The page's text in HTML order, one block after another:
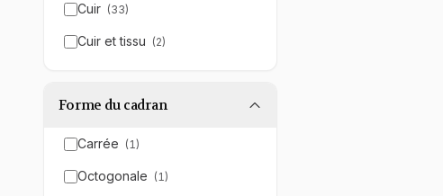
Cuir (33)
Cuir et tissu (2)
Forme du cadran
Carrée (1)
Octogonale (1)